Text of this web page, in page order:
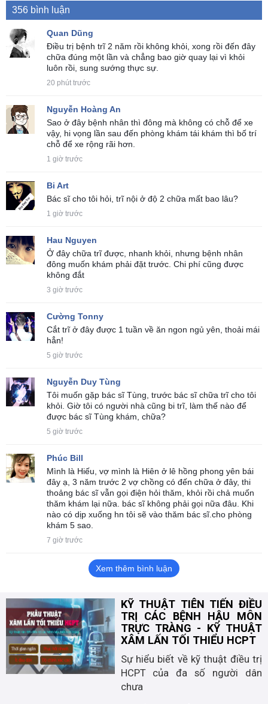
356 bình luận
Quan Dũng
Điều trị bệnh trĩ 2 năm rồi không khỏi, xong rồi đến đây
chữa đúng một lần và chẳng bao giờ quay lại vì khỏi
luôn rồi, sung sướng thực sự.
20 phút trước
Nguyễn Hoàng An
Sao ở đây bệnh nhân thì đông mà không có chỗ để xe
vậy, hi vọng lần sau đến phòng khám tái khám thì bố trí
chỗ để xe rộng rãi hơn.
1 giờ trước
Bi Art
Bác sĩ cho tôi hỏi, trĩ nội ở độ 2 chữa mất bao lâu?
1 giờ trước
Hau Nguyen
Ở đây chữa trĩ được, nhanh khỏi, nhưng bệnh nhân
đông muốn khám phải đặt trước. Chi phí cũng được
không đắt
3 giờ trước
Cường Tonny
Cắt trĩ ở đây được 1 tuần về ăn ngon ngủ yên, thoải mái
hẳn!
5 giờ trước
Nguyễn Duy Tùng
Tôi muốn gặp bác sĩ Tùng, trước bác sĩ chữa trĩ cho tôi
khỏi. Giờ tôi có người nhà cũng bi trĩ, làm thế nào để
được bác sĩ Tùng khám, chữa?
5 giờ trước
Phúc Bill
Mình là Hiếu, vợ mình là Hiên ở lê hồng phong yên bái
đây ạ, 3 năm trước 2 vợ chồng có đến chữa ở đây, thi
thoảng bác sĩ vẫn gọi điện hỏi thăm, khỏi rồi chả muốn
thăm khám lại nữa. bác sĩ không phải gọi nữa đâu. Khi
nào có dịp xuống hn tôi sẽ vào thăm bác sĩ.cho phòng
khám 5 sao.
7 giờ trước
Xem thêm bình luận
KỸ THUẬT TIÊN TIẾN ĐIỀU
TRỊ CÁC BỆNH HẬU MÔN
TRỰC TRÀNG - KỸ THUẬT
XÂM LẤN TỐI THIỂU HCPT
Sự hiểu biết về kỹ thuật điều trị
HCPT của đa số người dân
chưa